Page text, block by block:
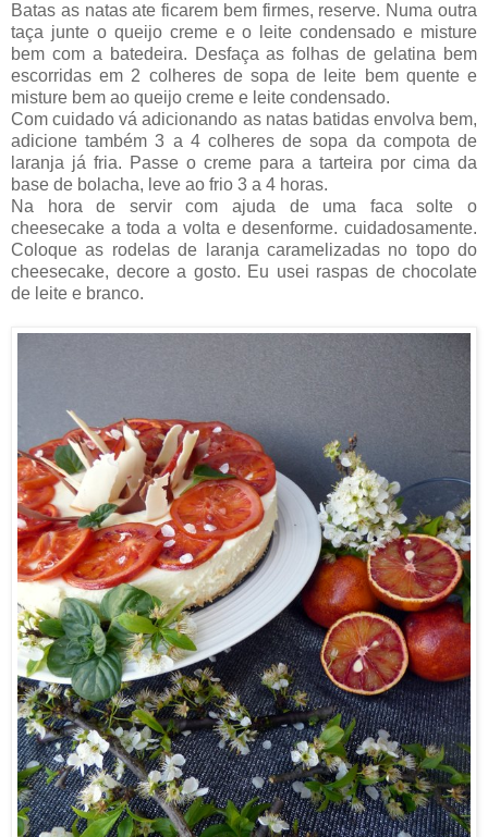
Batas as natas ate ficarem bem firmes, reserve. Numa outra
taça junte o queijo creme e o leite condensado e misture
bem com a batedeira. Desfaça as folhas de gelatina bem
escorridas em 2 colheres de sopa de leite bem quente e
misture bem ao queijo creme e leite condensado.
Com cuidado vá adicionando as natas batidas envolva bem,
adicione também 3 a 4 colheres de sopa da compota de
laranja já fria. Passe o creme para a tarteira por cima da
base de bolacha, leve ao frio 3 a 4 horas.
Na hora de servir com ajuda de uma faca solte o
cheesecake a toda a volta e desenforme. cuidadosamente.
Coloque as rodelas de laranja caramelizadas no topo do
cheesecake, decore a gosto. Eu usei raspas de chocolate
de leite e branco.